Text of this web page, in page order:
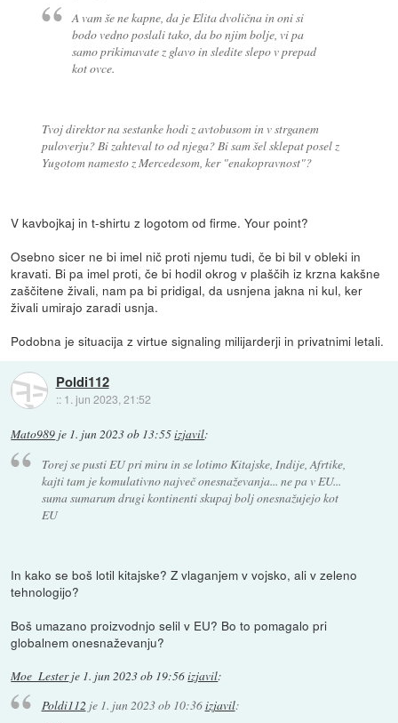
A vam še ne kapne, da je Elita dvolična in oni si
bodo vedno poslali tako, da bo njim bolje, vi pa
samo prikimavate z glavo in sledite slepo v prepad
kot ovce.
Tvoj direktor na sestanke hodi z avtobusom in v strganem
puloverju? Bi zahteval to od njega? Bi sam šel sklepat posel z
Yugotom namesto z Mercedesom, ker "enakopravnost"?
V kavbojkaj in t-shirtu z logotom od firme. Your point?
Osebno sicer ne bi imel nič proti njemu tudi, če bi bil v obleki in
kravati. Bi pa imel proti, če bi hodil okrog v plaščih iz krzna kakšne
zaščitene živali, nam pa bi pridigal, da usnjena jakna ni kul, ker
živali umirajo zaradi usnja.
Podobna je situacija z virtue signaling milijarderji in privatnimi letali.
Poldi112
:: 1. jun 2023, 21:52
Mato989 je 1. jun 2023 ob 13:55izjavil:
Torej se pusti EU pri miru in se lotimo Kitajske, Indije, Afrtike,
kajti tam je komulativno največ onesnaževanja... ne pa v EU...
suma sumarum drugi kontinenti skupaj bolj onesnažujejo kot
EU
In kako se boš lotil kitajske? Z vlaganjem v vojsko, ali v zeleno
tehnologijo?
Boš umazano proizvodnjo selil v EU? Bo to pomagalo pri
globalnem onesnaževanju?
Moe_Lesterje 1. jun 2023 ob 19:56izjavil:
Poldi112je 1. jun 2023 ob 10:36izjavil: